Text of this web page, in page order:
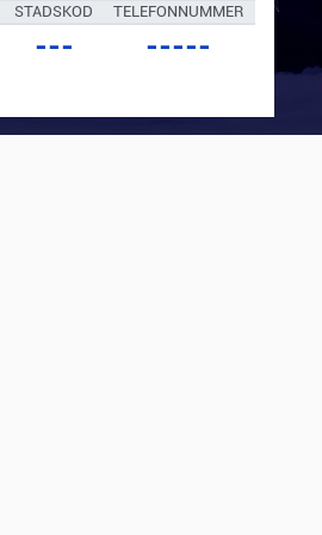
STADSKOD TELEFONNUMMER
--- -----